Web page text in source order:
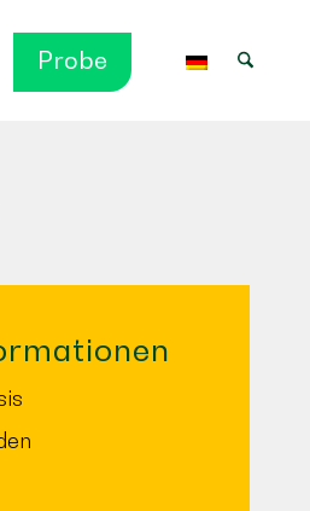
Probe